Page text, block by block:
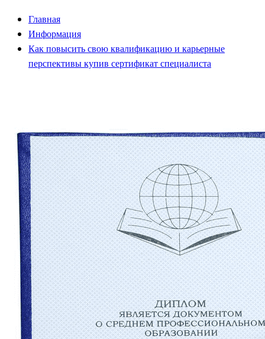
Главная
Информация
Как повысить свою квалификацию и карьерные
перспективы купив сертификат специалиста